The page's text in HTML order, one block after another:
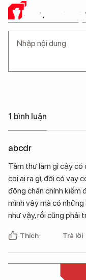
Ý KIẾN CỦA
1 bình luận
abcdr
Tâm thư làm gì cậy
coi ai ra gì, đời có vay
động chân chính kiếm
mình vậy mà có
như vậy, rồi cũng phải
Thích Trả lời